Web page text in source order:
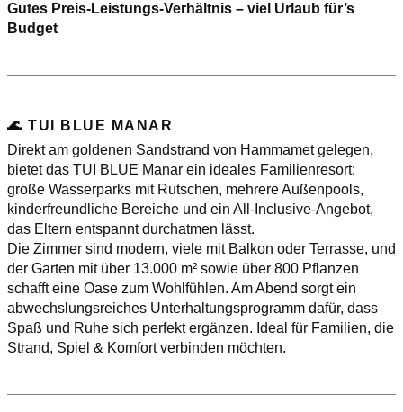
Gutes Preis-Leistungs-Verhältnis – viel Urlaub für’s
Budget
🌊 TUI BLUE MANAR
Direkt am goldenen Sandstrand von Hammamet gelegen,
bietet das TUI BLUE Manar ein ideales Familienresort:
große Wasserparks mit Rutschen, mehrere Außenpools,
kinderfreundliche Bereiche und ein All-Inclusive-Angebot,
das Eltern entspannt durchatmen lässt.
Die Zimmer sind modern, viele mit Balkon oder Terrasse, und
der Garten mit über 13.000 m² sowie über 800 Pflanzen
schafft eine Oase zum Wohlfühlen. Am Abend sorgt ein
abwechslungsreiches Unterhaltungsprogramm dafür, dass
Spaß und Ruhe sich perfekt ergänzen. Ideal für Familien, die
Strand, Spiel & Komfort verbinden möchten.